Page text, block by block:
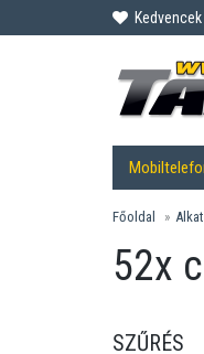
Főoldal
52x
SZŰRÉS